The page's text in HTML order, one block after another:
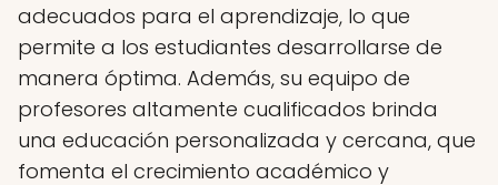
adecuados para el aprendizaje, lo que
permite a los estudiantes desarrollarse de
manera óptima. Además, su equipo de
profesores altamente cualificados brinda
una educación personalizada y cercana, que
fomenta el crecimiento académico y